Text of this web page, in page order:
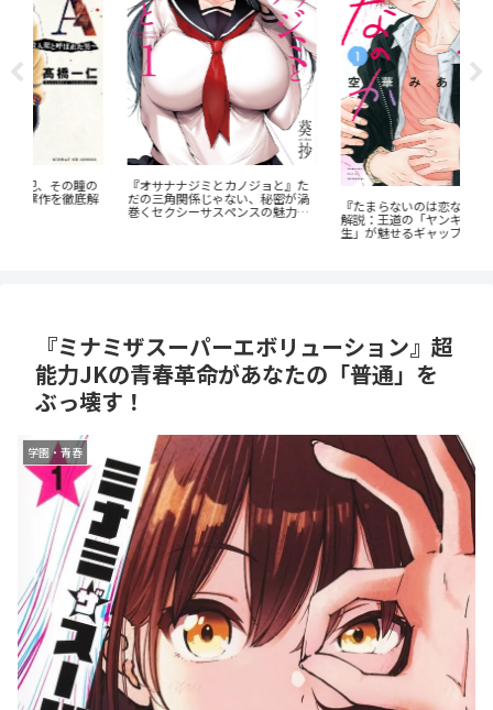
『オサナナジミとカノジョと』た
だの三角関係じゃない、秘密が渦
巻くセクシーサスペンスの魅力と 『たまらないのは恋なのか』徹底
解説：王道の「ヤンキー×優等
生」が魅せるギャップ萌え
『ミナミザスーパーエボリューション』超
能力JKの青春革命があなたの「普通」を
ぶっ壊す！
学園・青春